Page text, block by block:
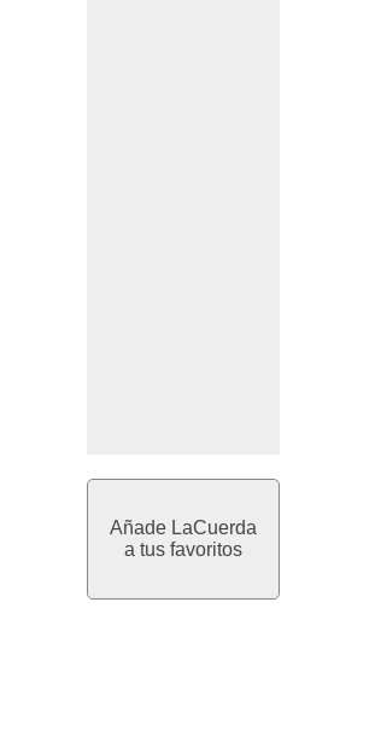
Añade LaCuerda
a tus favoritos